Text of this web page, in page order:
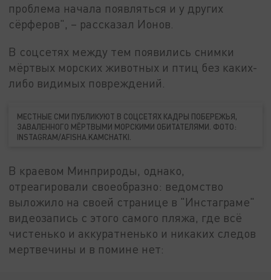
проблема начала появляться и у других
сёрферов", – рассказал Ионов.
В соцсетях между тем появились снимки
мёртвых морских животных и птиц без каких-
либо видимых повреждений.
МЕСТНЫЕ СМИ ПУБЛИКУЮТ В СОЦСЕТЯХ КАДРЫ ПОБЕРЕЖЬЯ,
ЗАВАЛЕННОГО МЁРТВЫМИ МОРСКИМИ ОБИТАТЕЛЯМИ. ФОТО:
INSTAGRAM/AFISHA.KAMCHATKI.
В краевом Минприроды, однако,
отреагировали своеобразно: ведомство
выложило на своей странице в "Инстаграме"
видеозапись с этого самого пляжа, где всё
чистенько и аккуратненько и никаких следов
мертвечины и в помине нет: